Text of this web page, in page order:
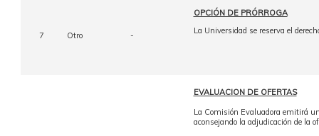
7 Otro -
OPCIÓN DE PRÓRROGA
La Universidad se reserva el
EVALUACION DE OFERTAS
La Comisión Evaluadora emitirá
aconsejando la adjudicación de la